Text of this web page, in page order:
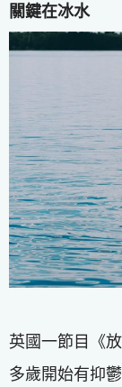
關鍵在冰水
英國一節目《
多歲開始有抑